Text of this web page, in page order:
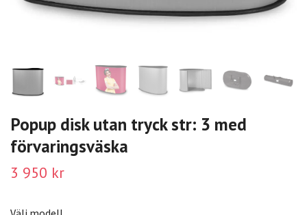
Popup disk utan tryck str: 3 med
förvaringsväska
3 950 kr